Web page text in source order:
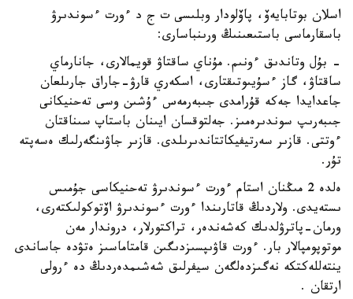
اسلان بوتابايەۆ، پاۆلودار وبلىسى ت ج د ءورت ءسوندىرۋ
باسقارماسى باستىعىنىڭ ورىنباسارى:
- بۇل وتاندىق ءونىم. مۇناي ساقتاۋ قويمالارى، جانارماي
ساقتاۋ، گاز ءسۇيىوتىقتارى، اسكەري قارۋ-جاراق جارىلعان
جاعدايدا جەكە قۇرامدى جىبەرمەس ءۇشىن وسى تەحنيكانى
جىبەرىپ سوندىرەمىز. جەلتوقسان ايىنان باستاپ سىناقتان
ءوتتى. قازىر سەرتيفيكاتتاندىرىلدى. قازىر جاۋىنگەرلىك ەسەپتە
تۇر.
ەلدە 2 مىڭنان استام ءورت ءسوندىرۋ تەحنيكاسى جۇمىس
ىستەيدى. ولاردىڭ قاتارىندا ءورت ءسوندىرۋ اۆتوكولىكتەرى،
ورمان-پاترۋلدىك كەشەندەر، تراكتورلار، دروندار مەن
موتوپومپالار بار. ءورت قاۋىپسىزدىگىن قامتاماسىز ەتۋدە جاساندى
ينتەللەكتكە نەگىزدەلگەن سيفرلىق شەشىمدەردىڭ دە ءرولى
ارتقان .